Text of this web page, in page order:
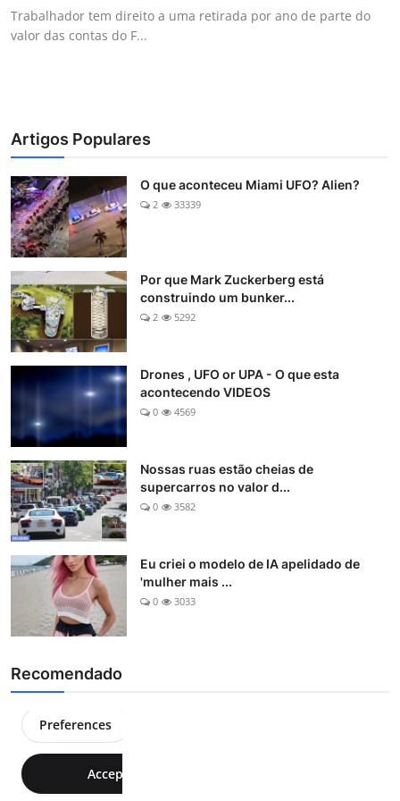
Trabalhador tem direito a uma retirada por ano de parte do
valor das contas do F...
Artigos Populares
O que aconteceu Miami UFO? Alien?
2 33339
Por que Mark Zuckerberg está
construindo um bunker...
2 5292
Drones , UFO or UPA - O que esta
acontecendo VIDEOS
0 4569
Nossas ruas estão cheias de
supercarros no valor d...
0 3582
Eu criei o modelo de IA apelidado de
'mulher mais ...
0 3033
Recomendado